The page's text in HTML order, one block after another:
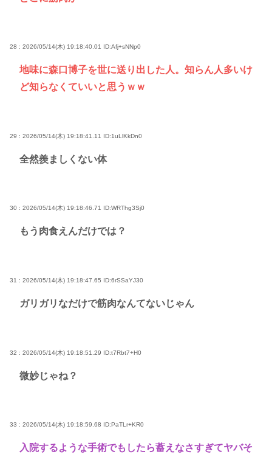
28 : 2026/05/14(木) 19:18:40.01 ID:Afj+sNNp0
地味に森口博子を世に送り出した人。知らん人多いけ
ど知らなくていいと思うｗｗ
29 : 2026/05/14(木) 19:18:41.11 ID:1uLlKkDn0
全然羨ましくない体
30 : 2026/05/14(木) 19:18:46.71 ID:WRThg3Sj0
もう肉食えんだけでは？
31 : 2026/05/14(木) 19:18:47.65 ID:6rSSaYJ30
ガリガリなだけで筋肉なんてないじゃん
32 : 2026/05/14(木) 19:18:51.29 ID:t7Rbt7+H0
微妙じゃね？
33 : 2026/05/14(木) 19:18:59.68 ID:PaTLr+KR0
入院するような手術でもしたら蓄えなさすぎてヤバそ